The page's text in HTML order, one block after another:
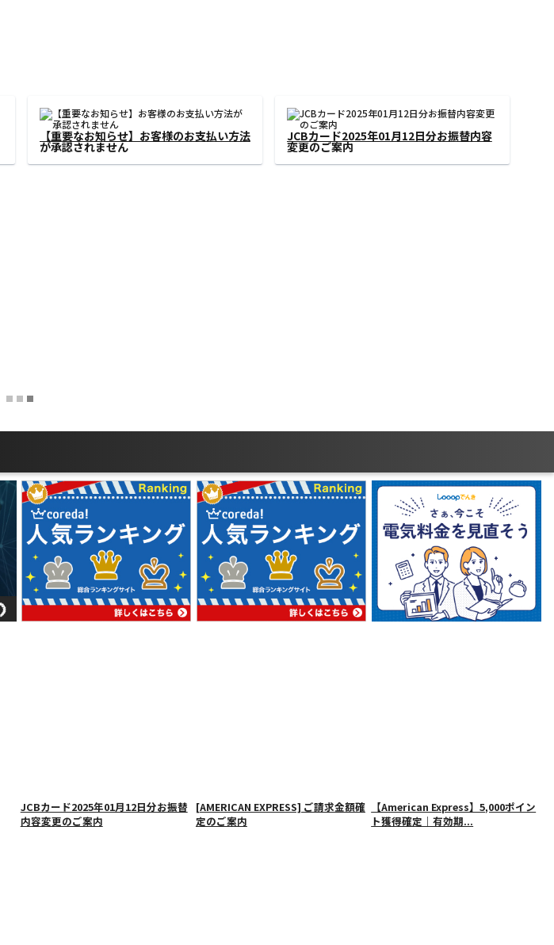
セキュリティ上の理由により、一部のアカ
ウント機能を一時的に制限しています。
【新春福袋キャンペーン中】5,000円キャ
ッシュバック！Vpassアプリログインキ
ャンペーン
JCBカード2025年01月12日分お振替
内容変更のご案内
[AMERICAN EXPRESS] ご請求金額確
定のご案内
【American Express】5,000ポイン
ト獲得確定｜有効期...